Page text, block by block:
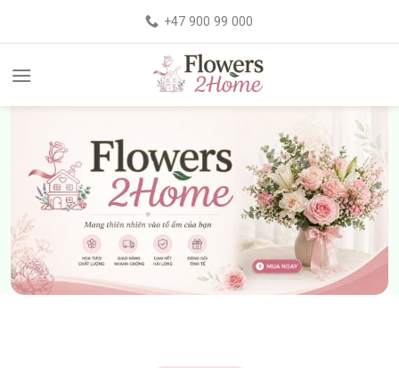
+47 900 99 000